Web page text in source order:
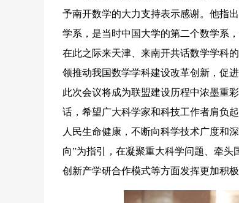
予南开数学的大力支持表示感谢。他指
学系，是当时中国大学的第二个数学系
在此之际来天津、来南开共话数学学科
领推动我国数学学科建设改革创新，促
此次会议将成为联盟建设历程中浓墨重
话，希望广大科学家和科技工作者肩负
人民生命健康，不断向科学技术广度和
向”为指引，在凝聚重大科学问题、牵头
创新产学研合作模式等方面发挥更加积极